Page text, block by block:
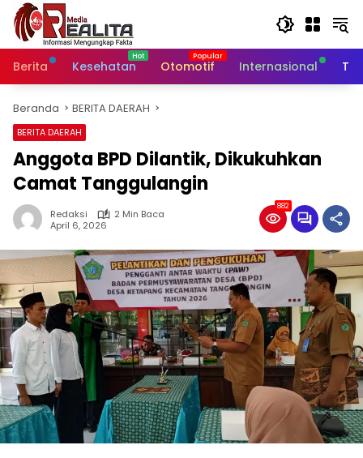
Langsung
konten
Berita
Kesehatan Otomotif Internasional
Beranda BERITA DAERAH
BERITA DAERAH
Anggota BPD Dilantik, Dikukuhkan
Camat Tanggulangin
Redaksi
2 Min Baca
April 6, 2026
882